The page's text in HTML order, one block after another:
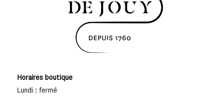
Horaires boutique
Lundi : fermé